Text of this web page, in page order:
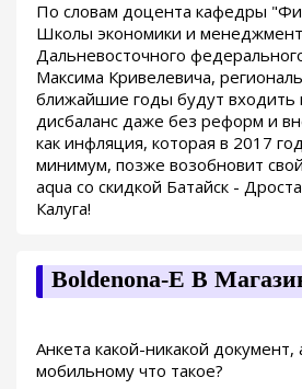
По словам доцента кафедры
Школы экономики и
Дальневосточного
Максима Кривелевича,
ближайшие годы будут входить
дисбаланс даже без реформ и
как инфляция, которая в 2017
минимум, позже возобновит
aqua со скидкой Батайск -
Калуга!
Boldenona-E В
Анкета какой-никакой документ,
мобильному что такое?